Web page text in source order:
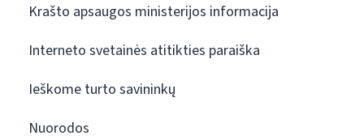
Krašto apsaugos ministerijos informacija
Interneto svetainės atitikties paraiška
Ieškome turto savininkų
Nuorodos